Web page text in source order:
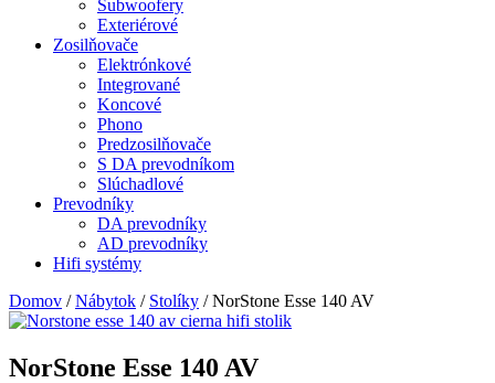
Subwoofery
Exteriérové
Zosilňovače
Elektrónkové
Integrované
Koncové
Phono
Predzosilňovače
S DA prevodníkom
Slúchadlové
Prevodníky
DA prevodníky
AD prevodníky
Hifi systémy
Domov /Nábytok / Stolíky / NorStone Esse 140 AV
NorStone Esse 140 AV